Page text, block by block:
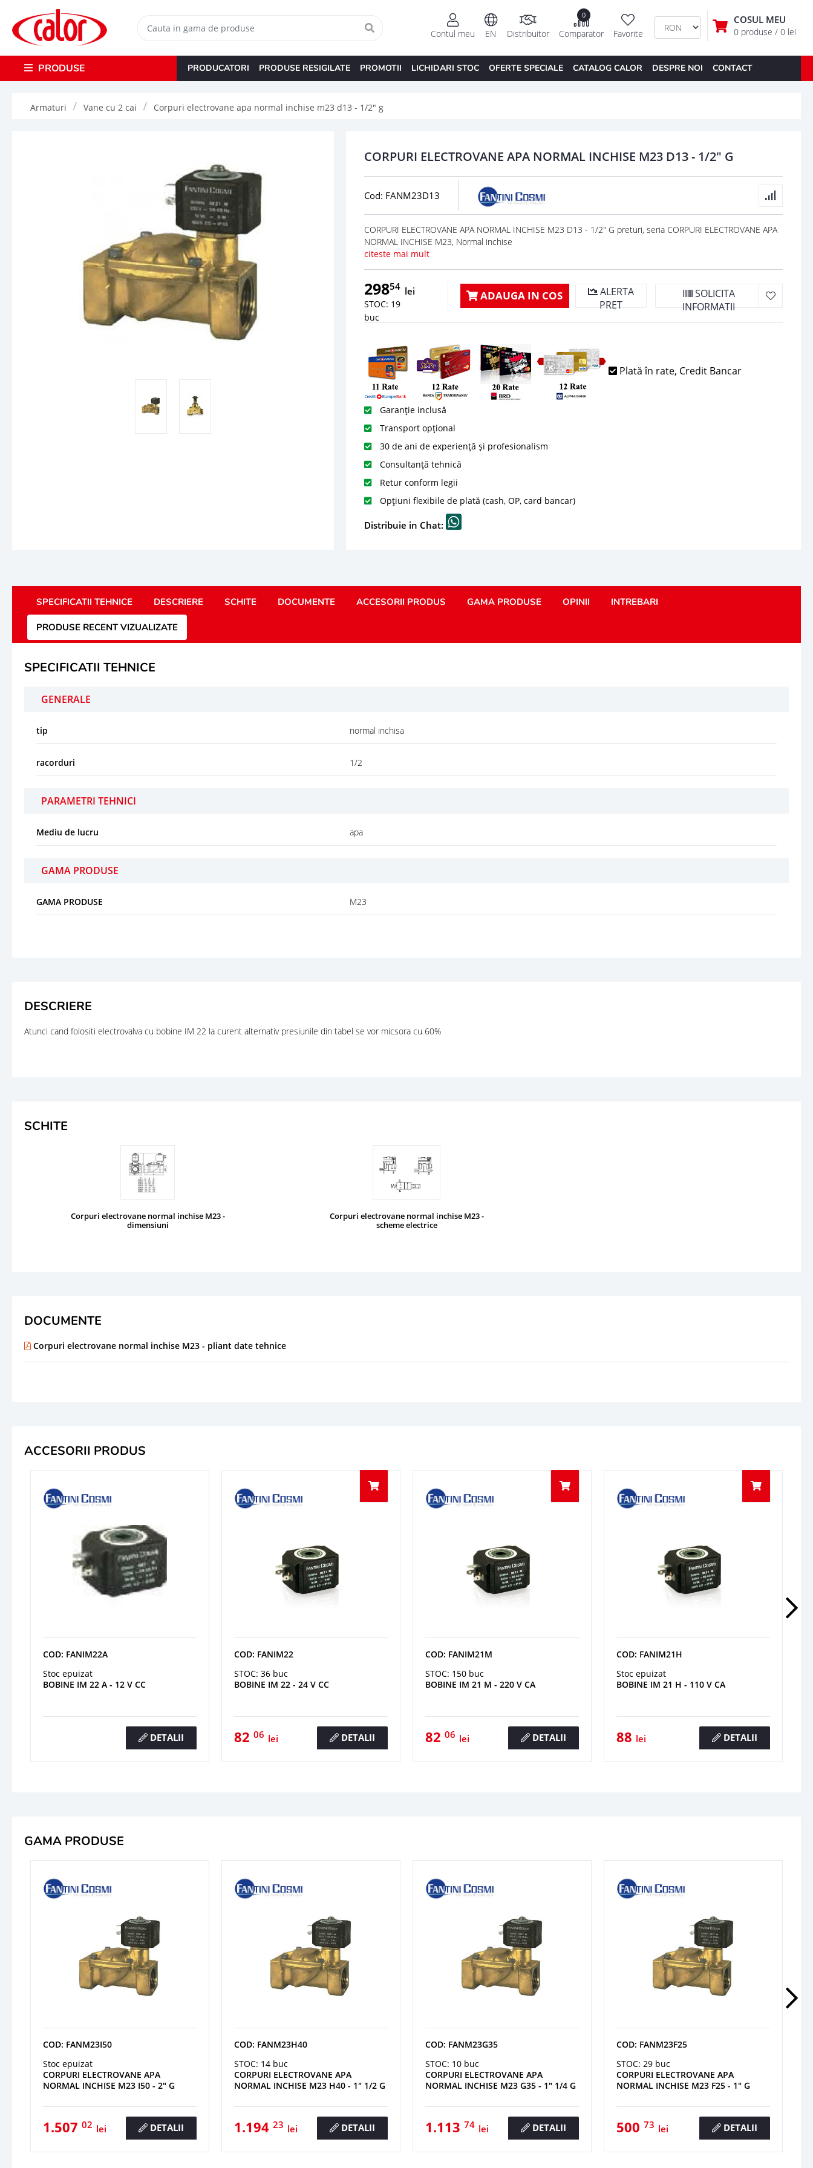
COSUL MEU
0 produse / 0 lei
Favorite
0
Comparator
Distribuitor
EN
Contul meu
PRODUSE PRODUCATORI PRODUSE RESIGILATE PROMOTII LICHIDARI STOC OFERTE SPECIALE CATALOG CALOR DESPRE NOI CONTACT
Armaturi Vane cu 2 cai Corpuri electrovane apa normal inchise m23 d13 - 1/2" g
CORPURI ELECTROVANE APA NORMAL INCHISE M23 D13 - 1/2" G
Cod: FANM23D13
CORPURI ELECTROVANE APA NORMAL INCHISE M23 D13 - 1/2" G preturi, seria CORPURI ELECTROVANE APA
NORMAL INCHISE M23, Normal inchise
citeste mai mult
29854 lei
STOC: 19
buc
ADAUGA IN COS
ALERTA
PRET
SOLICITA
INFORMATII
Plată în rate, Credit Bancar
Garanție inclusă
Transport opțional
30 de ani de experiență și profesionalism
Consultanță tehnică
Retur conform legii
Opțiuni flexibile de plată (cash, OP, card bancar)
Distribuie in Chat:
SPECIFICATII TEHNICE DESCRIERE SCHITE DOCUMENTE ACCESORII PRODUS GAMA PRODUSE OPINII INTREBARI
PRODUSE RECENT VIZUALIZATE
SPECIFICATII TEHNICE
GENERALE
tip normal inchisa
racorduri 1/2
PARAMETRI TEHNICI
Mediu de lucru apa
GAMA PRODUSE
GAMA PRODUSE M23
DESCRIERE
Atunci cand folositi electrovalva cu bobine IM 22 la curent alternativ presiunile din tabel se vor micsora cu 60%
SCHITE
Corpuri electrovane normal inchise M23 -
dimensiuni
Corpuri electrovane normal inchise M23 -
scheme electrice
DOCUMENTE
Corpuri electrovane normal inchise M23 - pliant date tehnice
ACCESORII PRODUS
COD: FANIM22A
Stoc epuizat
BOBINE IM 22 A - 12 V CC
DETALII
COD: FANIM22
STOC: 36 buc
BOBINE IM 22 - 24 V CC
82 06 lei DETALII
COD: FANIM21M
STOC: 150 buc
BOBINE IM 21 M - 220 V CA
82 06 lei DETALII
COD: FANIM21H
Stoc epuizat
BOBINE IM 21 H - 110 V CA
88 lei DETALII
GAMA PRODUSE
COD: FANM23I50
Stoc epuizat
CORPURI ELECTROVANE APA
NORMAL INCHISE M23 I50 - 2" G
1.507 02 lei DETALII
COD: FANM23H40
STOC: 14 buc
CORPURI ELECTROVANE APA
NORMAL INCHISE M23 H40 - 1" 1/2 G
1.194 23 lei DETALII
COD: FANM23G35
STOC: 10 buc
CORPURI ELECTROVANE APA
NORMAL INCHISE M23 G35 - 1" 1/4 G
1.113 74 lei DETALII
COD: FANM23F25
STOC: 29 buc
CORPURI ELECTROVANE APA
NORMAL INCHISE M23 F25 - 1" G
500 73 lei DETALII